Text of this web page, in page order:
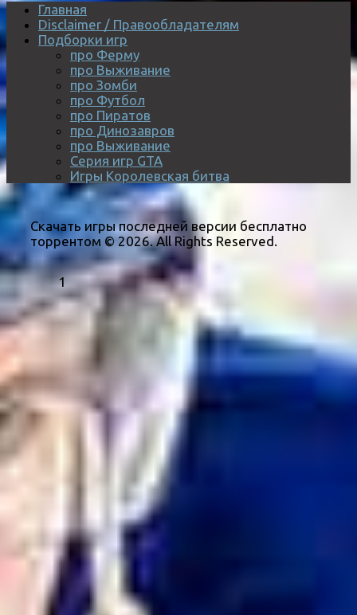
Главная
Disclaimer / Правообладателям
Подборки игр
про Ферму
про Выживание
про Зомби
про Футбол
про Пиратов
про Динозавров
про Выживание
Серия игр GTA
Игры Королевская битва
Скачать игры последней версии бесплатно
торрентом © 2026. All Rights Reserved.
1